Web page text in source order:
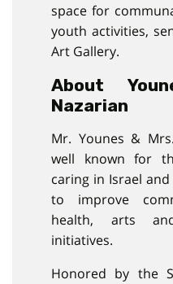
space for
youth activities,
Art Gallery.
About
Nazarian
Mr. Younes &
well known for
caring in Israel
to improve
health, arts
initiatives.
Honored by the